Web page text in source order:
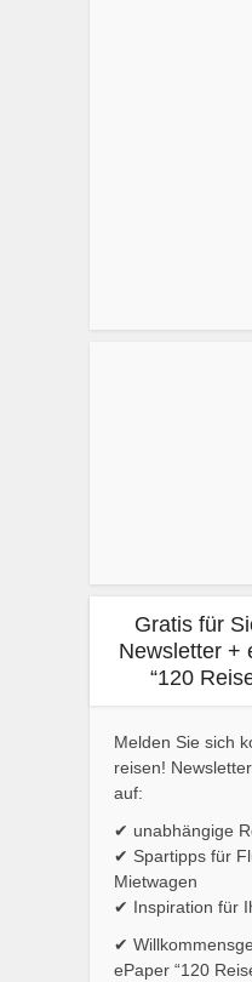
Gratis für
Newsletter +
“120
Melden Sie sich
reisen!
auf:
✔ unabhängige
✔ Spartipps für
Mietwagen
✔ Inspiration für
✔
ePaper “120